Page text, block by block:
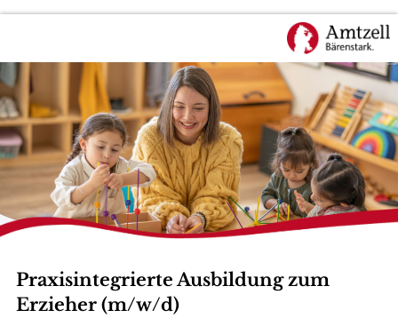
Praxisintegrierte Ausbildung zum
Erzieher (m/w/d)